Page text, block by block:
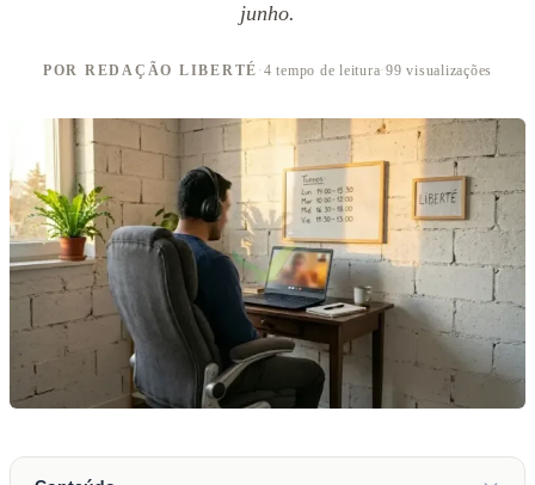
junho.
POR REDAÇÃO LIBERTÉ ·4 tempo de leitura·99 visualizações